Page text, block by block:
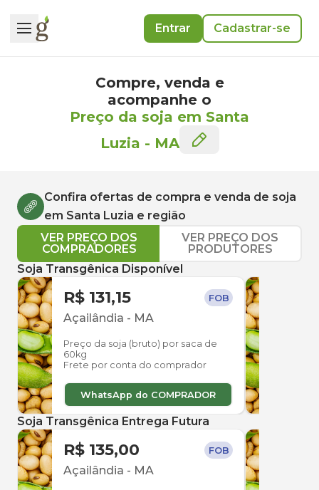
Entrar Cadastrar-se
Compre, venda e
acompanhe o
Preço da soja em Santa
Luzia - MA
Confira ofertas de compra e venda de soja
em Santa Luzia e região
VER PREÇO DOS
COMPRADORES
VER PREÇO DOS
PRODUTORES
Soja Transgênica Disponível
R$ 131,15 FOB
Açailândia - MA
Preço da soja (bruto) por saca de
60kg
Frete por conta do comprador
WhatsApp do COMPRADOR
Soja Transgênica Entrega Futura
R$ 135,00 FOB
Açailândia - MA